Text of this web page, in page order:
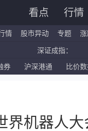
看点 行情
情 股市异动 专题
深证成指：
国企指数：
券 沪深港通 比价
界机器人